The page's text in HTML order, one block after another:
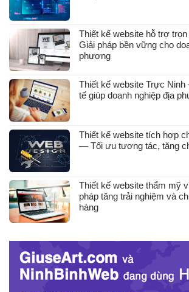
Thiết kế website hỗ trợ
Giải pháp bền vững cho
phương
Thiết kế website Trực
tế giúp doanh nghiệp địa
Thiết kế website tích hợp
— Tối ưu tương tác, tăng
Thiết kế website thẩm mỹ
pháp tăng trải nghiệm và
hàng